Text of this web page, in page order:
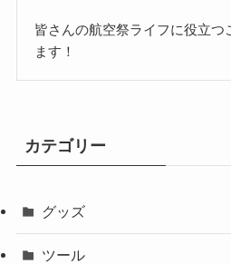
皆さんの航空祭ライフに役立つ
ます！
カテゴリー
グッズ
ツール